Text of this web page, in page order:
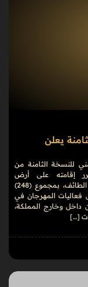
يعلن
للنسخة الثامنة من
للهجن لعام 2026، المقرر إقامته على أرض
ميدان الطائف التاريخي لسباقات الهجن بمحافظة الطائف، بمجموع (248)
ريال. وتنطلق فعاليات المهرجان في
داخل وخارج المملكة،